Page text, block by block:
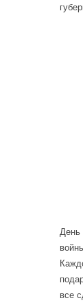
День
все